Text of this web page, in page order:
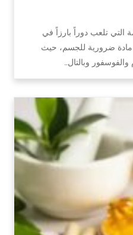
التي تلعب دوراً بارزاً في
مادة ضرورية للجسم، حيث
وبالتال…